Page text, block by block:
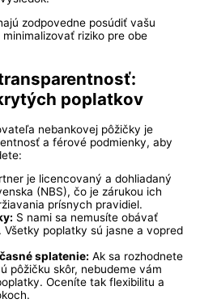
zodpovedne posúdiť vašu
riziko pre obe
poplatkov
nebankovej pôžičky je
a férové podmienky, aby
je licencovaný a dohliadaný
(NBS), čo je zárukou ich
prísnych pravidiel.
S nami sa nemusíte obávať
poplatky sú jasne a vopred
splatenie: Ak sa rozhodnete
pôžičku skôr, nebudeme vám
Oceníte tak flexibilitu a